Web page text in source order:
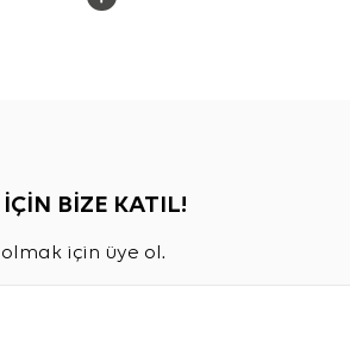
BİZE KATIL!
için üye ol.